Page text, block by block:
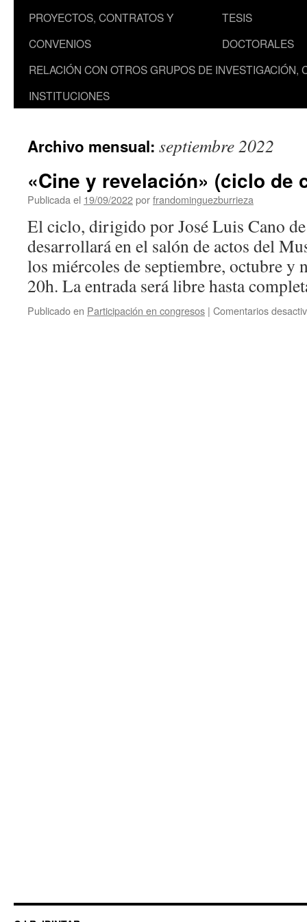
PROYECTOS, CONTRATOS Y
CONVENIOS
TESIS
DOCTORALES
RELACIÓN CON OTROS GRUPOS DE INVESTIGACIÓN,
INSTITUCIONES
Archivo mensual: septiembre 2022
«Cine y revelación» (ciclo de
Publicada el 19/09/2022porfrandominguezburrieza
El ciclo, dirigido por José Luis Cano
desarrollará en el salón de actos del
los miércoles de septiembre, octubre y
20h. La entrada será libre hasta
Publicado en Participación en congresos | Comentarios